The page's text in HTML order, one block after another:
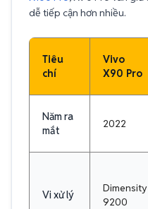
dễ tiếp cận hơn nhiều.
Tiêu
chí
Vivo
X90 Pro
Năm ra
mắt
2022
Vi xử lý
Dimensity
9200